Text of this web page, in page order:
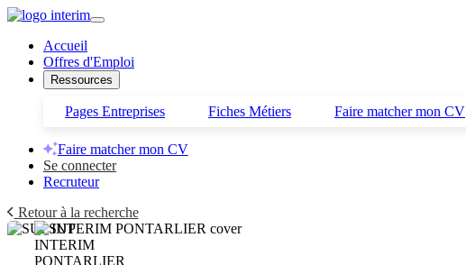
Accueil
Offres d'Emploi
Ressources
Pages Entreprises Fiches Métiers Faire matcher mon CV
Faire matcher mon CV
Se connecter
Recruteur
Retour à la recherche